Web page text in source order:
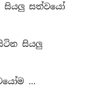
සියලු සත්වයෝ
සියලු
…